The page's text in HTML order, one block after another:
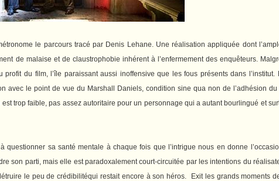
le parcours tracé par Denis Lehane. Une réalisation appliquée dont
de malaise et de claustrophobie inhérent à l’enfermement des enquêteurs.
du film, l’île paraissant aussi inoffensive que les fous présents dans l’institut.
avec le point de vue du Marshall Daniels, condition sine qua non de l’adhésion
trop faible, pas assez autoritaire pour un personnage qui a autant bourlingué et
sa santé mentale à chaque fois que l’intrigue nous en donne
son parti, mais elle est paradoxalement court-circuitée par les intentions du
le peu de crédibilitéqui restait encore à son héros.
Exit les grands moments